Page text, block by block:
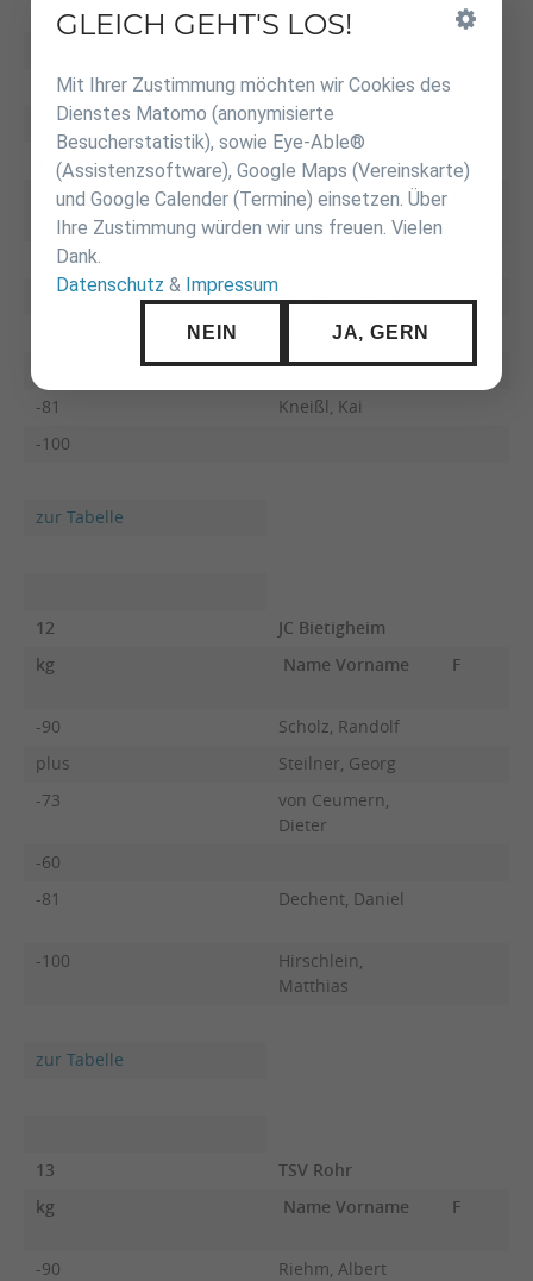
JS Roman Baur
kg
Name Vorname
-90
plus
Baumann, Oliver
Speidel, Simon
Ende, Kai
-81
Kneißl, Kai
-100
zur Tabelle
12
JC Bietigheim
kg
Name Vorname F
-90
Scholz, Randolf
plus
Steilner, Georg
-73
von Ceumern,
Dieter
-60
-81
Dechent, Daniel
-100
Hirschlein,
Matthias
zur Tabelle
13
TSV Rohr
kg
Name Vorname F
-90
Riehm, Albert
Inhalt
GLEICH GEHT'S LOS!
Mit Ihrer Zustimmung möchten wir Cookies des
Dienstes Matomo (anonymisierte
Besucherstatistik), sowie Eye-Able®
(Assistenzsoftware), Google Maps (Vereinskarte)
und Google Calender (Termine) einsetzen. Über
Ihre Zustimmung würden wir uns freuen. Vielen
Dank.
Datenschutz & Impressum
NEIN JA, GERN